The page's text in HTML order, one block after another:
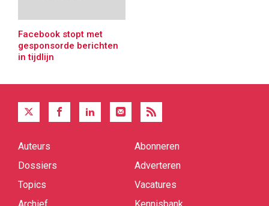
Facebook stopt met
gesponsorde berichten
in tijdlijn
Quick
Auteurs
Dossiers
Topics
Abonneren
Adverteren
Vacatures